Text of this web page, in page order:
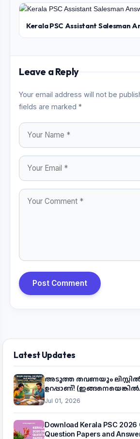
Kerala PSC Assistant Salesman
Leave a Reply
Your email address will not be
fields are marked *
Post Comment
Latest Updates
അടുത്ത തവണയും ലിസ്റ്റിൽ
ഉറപ്പാണ്!
Jul 01, 2026
Download Kerala PSC 2026
Question Papers and